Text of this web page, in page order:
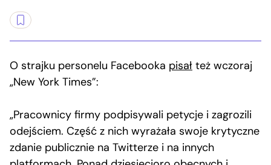
O strajku personelu Facebooka pisał też wczoraj
„New York Times”:
„Pracownicy firmy podpisywali petycje i zagrozili
odejściem. Część z nich wyrażała swoje krytyczne
zdanie publicznie na Twitterze i na innych